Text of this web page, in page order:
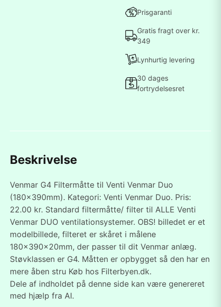
Prisgaranti
Gratis fragt over kr.
349
Lynhurtig levering
30 dages
fortrydelsesret
Beskrivelse
Venmar G4 Filtermåtte til Venti Venmar Duo
(180x390mm). Kategori: Venti Venmar Duo. Pris:
22.00 kr. Standard filtermåtte/ filter til ALLE Venti
Venmar DUO ventilationsystemer. OBS! billedet er et
modelbillede, filteret er skåret i målene
180x390x20mm, der passer til dit Venmar anlæg.
Støvklassen er G4. Måtten er opbygget så den har en
mere åben stru Køb hos Filterbyen.dk.
Dele af indholdet på denne side kan være genereret
med hjælp fra AI.